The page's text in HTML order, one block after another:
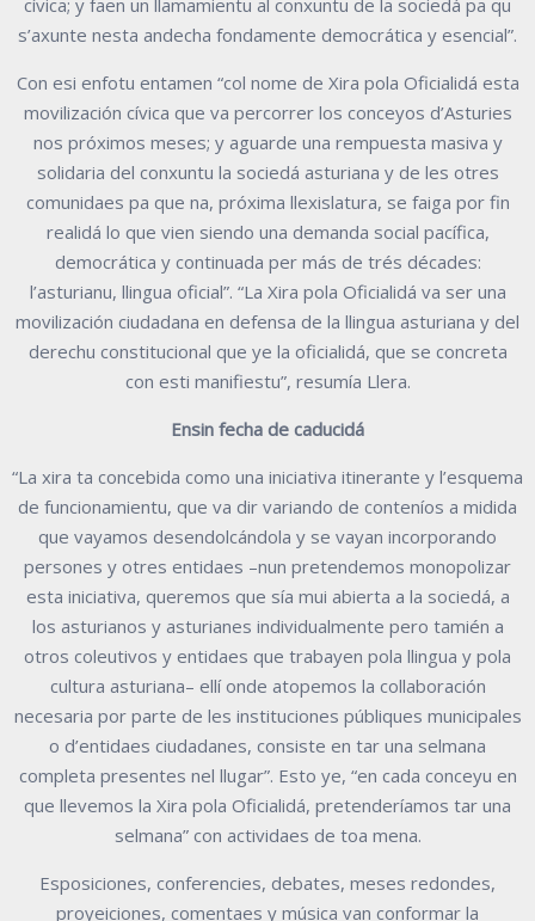
s’axunte nesta andecha fondamente democrática y esencial”.
Con esi enfotu entamen “col nome de Xira pola Oficialidá esta
movilización cívica que va percorrer los conceyos d’Asturies
nos próximos meses; y aguarde una rempuesta masiva y
solidaria del conxuntu la sociedá asturiana y de les otres
comunidaes pa que na, próxima llexislatura, se faiga por fin
realidá lo que vien siendo una demanda social pacífica,
democrática y continuada per más de trés décades:
l’asturianu, llingua oficial”. “La Xira pola Oficialidá va ser una
movilización ciudadana en defensa de la llingua asturiana y del
derechu constitucional que ye la oficialidá, que se concreta
con esti manifiestu”, resumía Llera.
Ensin fecha de caducidá
“La xira ta concebida como una iniciativa itinerante y l’esquema
de funcionamientu, que va dir variando de conteníos a midida
que vayamos desendolcándola y se vayan incorporando
persones y otres entidaes –nun pretendemos monopolizar
esta iniciativa, queremos que sía mui abierta a la sociedá, a
los asturianos y asturianes individualmente pero tamién a
otros coleutivos y entidaes que trabayen pola llingua y pola
cultura asturiana– ellí onde atopemos la collaboración
necesaria por parte de les instituciones públiques municipales
o d’entidaes ciudadanes, consiste en tar una selmana
completa presentes nel llugar”. Esto ye, “en cada conceyu en
que llevemos la Xira pola Oficialidá, pretenderíamos tar una
selmana” con actividaes de toa mena.
Esposiciones, conferencies, debates, meses redondes,
proyeiciones, comentaes y música van conformar la